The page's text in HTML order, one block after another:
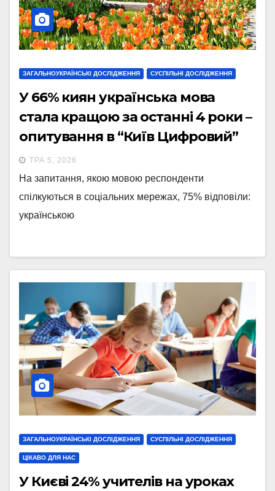
ЗАГАЛЬНОУКРАЇНСЬКІ ДОСЛІДЖЕННЯ СУСПІЛЬНІ ДОСЛІДЖЕННЯ
У 66% киян українська мова
стала кращою за останні 4 роки –
опитування в “Київ Цифровий”
ТРА 5, 2026
На запитання, якою мовою респонденти
спілкуються в соціальних мережах, 75% відповіли:
українською
ЗАГАЛЬНОУКРАЇНСЬКІ ДОСЛІДЖЕННЯ СУСПІЛЬНІ ДОСЛІДЖЕННЯ
ЦІКАВО ДЛЯ НАС
У Києві 24% учителів на уроках